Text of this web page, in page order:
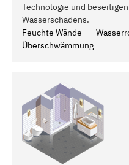
Technologie und
Wasserschadens.
Feuchte Wände
Überschwämmung